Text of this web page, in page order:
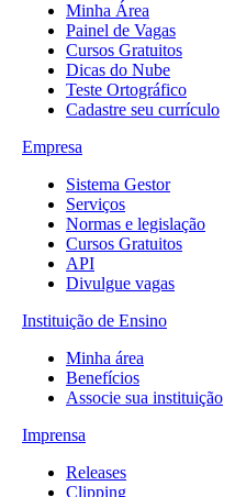
Minha Área
Painel de Vagas
Cursos Gratuitos
Dicas do Nube
Teste Ortográfico
Cadastre seu currículo
Empresa
Sistema Gestor
Serviços
Normas e legislação
Cursos Gratuitos
API
Divulgue vagas
Instituição de Ensino
Minha área
Benefícios
Associe sua instituição
Imprensa
Releases
Clipping